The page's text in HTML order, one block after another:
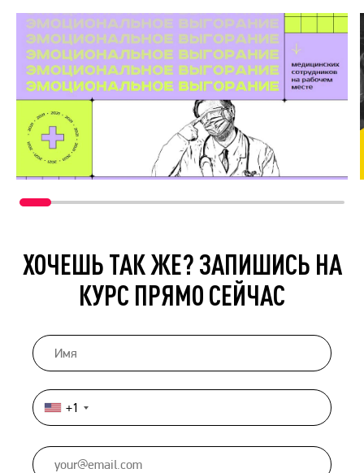
ХОЧЕШЬ ТАК ЖЕ? ЗАПИШИСЬ НА
КУРС ПРЯМО СЕЙЧАС
United
States
+1
+1